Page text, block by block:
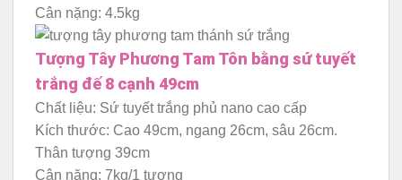
Cân nặng: 4.5kg
Tượng Tây Phương Tam Tôn bằng sứ tuyết
trắng đế 8 cạnh 49cm
Chất liệu: Sứ tuyết trắng phủ nano cao cấp
Kích thước: Cao 49cm, ngang 26cm, sâu 26cm.
Thân tượng 39cm
Cân nặng: 7kg/1 tượng